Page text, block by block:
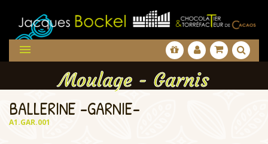

Moulage - Garnis
BALLERINE -GARNIE-
A1.GAR.001